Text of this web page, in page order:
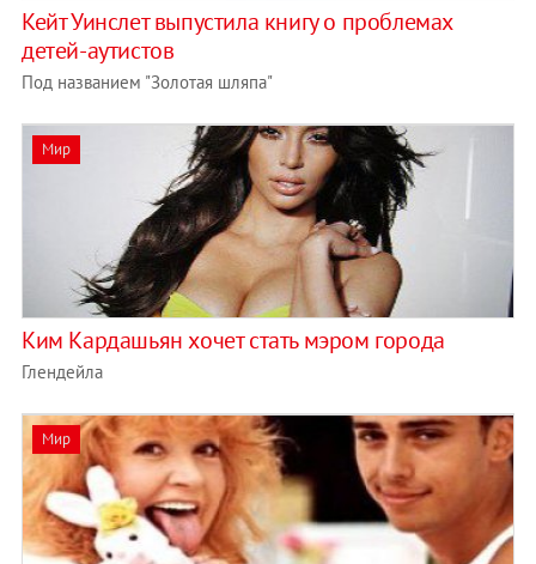
Кейт Уинслет выпустила книгу о проблемах
детей-аутистов
Под названием "Золотая шляпа"
Мир
Ким Кардашьян хочет стать мэром города
Глендейла
Мир